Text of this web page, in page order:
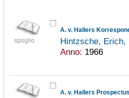
spoglio
A. v. Hallers
Hintzsche,
Anno: 1966
A. v. Hallers